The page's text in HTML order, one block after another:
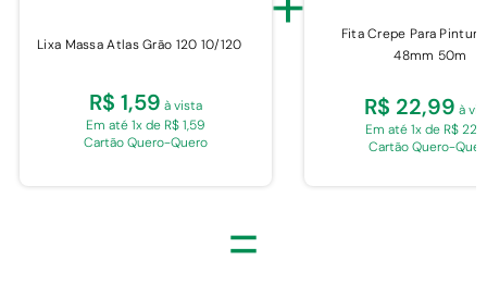
Lixa Massa Atlas Grão 120 10/120
R$ 1,59 à vista
Em até 1x de R$ 1,59
Cartão Quero-Quero
Fita Crepe Para
48mm 50m
R$ 22,99 à
Em até 1x de R$
Cartão Quero-
=